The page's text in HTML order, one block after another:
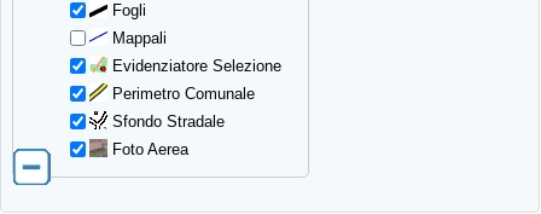
Fogli
Mappali
Evidenziatore Selezione
Perimetro Comunale
Sfondo Stradale
Foto Aerea